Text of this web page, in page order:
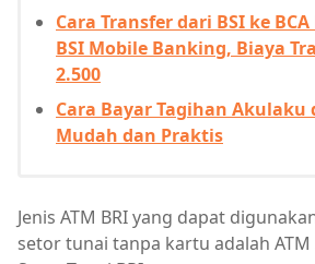
Cara Transfer dari BSI ke
BSI Mobile Banking, Biaya
2.500
Cara Bayar Tagihan
Mudah dan Praktis
Jenis ATM BRI yang dapat
setor tunai tanpa kartu adalah ATM